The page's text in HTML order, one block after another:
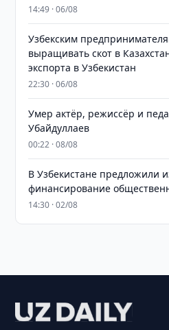
14:49 · 06/08
Узбекским
выращивать скот в
экспорта в Узбекистан
22:30 · 06/08
Умер актёр, режиссёр и
Убайдуллаев
00:22 · 08/08
В Узбекистане предложили
финансирование
14:30 · 02/08